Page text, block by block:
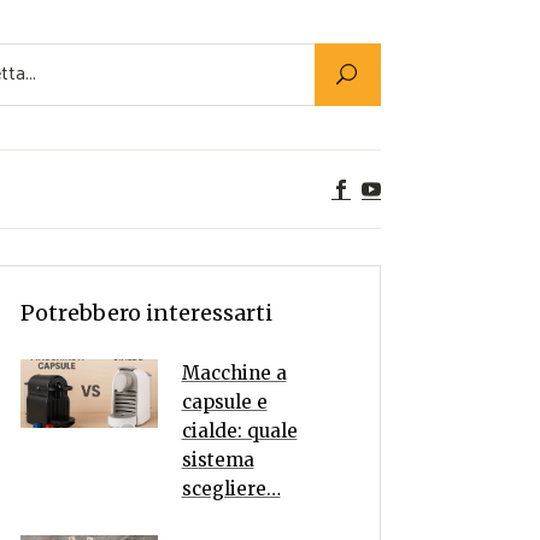
Utility
Alimenti
Rumors
Potrebbero interessarti
Macchine a
capsule e
cialde: quale
sistema
scegliere…